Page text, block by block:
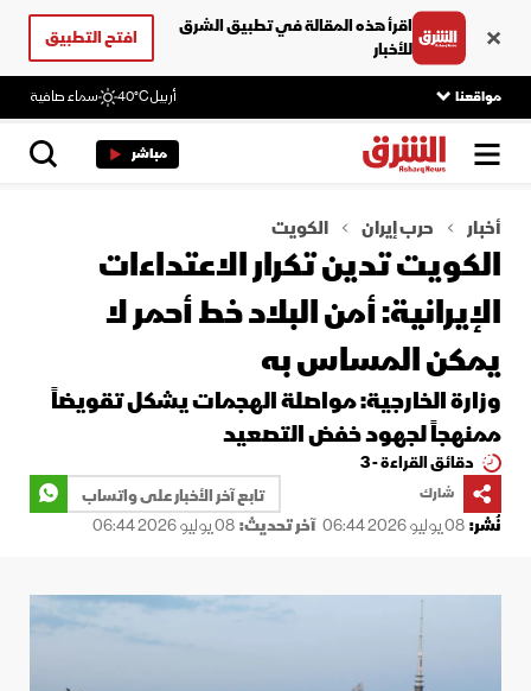
اقرأ هذه المقالة في تطبيق الشرق
للأخبار
افتح التطبيق
مواقعنا أربيل40°C سماء صافية
مباشر
أخبار حرب إيران الكويت
الكويت تدين تكرار الاعتداءات
الإيرانية: أمن البلاد خط أحمر لا
يمكن المساس به
وزارة الخارجية: مواصلة الهجمات يشكل تقويضاً
ممنهجاً لجهود خفض التصعيد
دقائق القراءة - 3
شارك
تابع آخر الأخبار على واتساب
نُشر:08 يوليو 2026 06:44 آخر تحديث:08 يوليو 2026 06:44